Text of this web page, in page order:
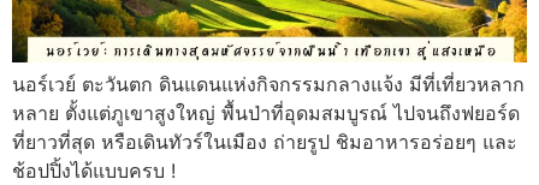
นอร์เวย์ ตะวันตก ดินแดนแห่งกิจกรรมกลางแจ้ง มีที่เที่ยวหลาก
หลาย ตั้งแต่ภูเขาสูงใหญ่ พื้นป่าที่อุดมสมบูรณ์ ไปจนถึงฟยอร์ด
ที่ยาวที่สุด หรือเดินทัวร์ในเมือง ถ่ายรูป ชิมอาหารอร่อยๆ และ
ช้อปปิ้งได้แบบครบ !